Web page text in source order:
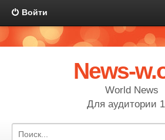
Войти
News-
World News
Для аудитории